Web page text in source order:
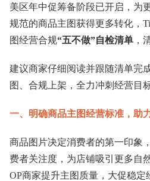
美区年中促筹备阶段已开启，为
规范的商品主图获得更多转化，
图经营合规“五不做”自检清单 ，
建议商家仔细阅读并跟随清单完
图、合规上架，全力冲刺经营目标
一、明确商品主图经营标准，助
商品图片决定消费者的第一印象
费者关注度，为店铺吸引更多自
OP商家提升主图质量，大促稳定